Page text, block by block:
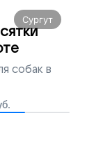
Сургут
собак в